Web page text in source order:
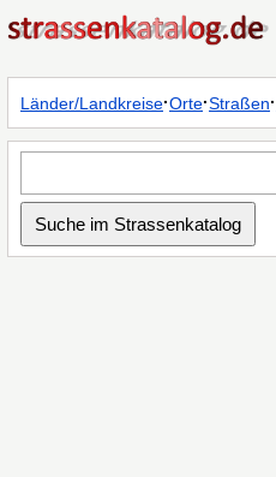
Länder/Landkreise·Orte·Straßen·